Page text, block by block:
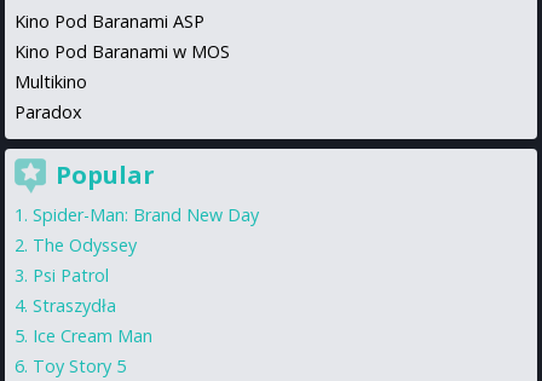
Kino Pod Baranami ASP
Kino Pod Baranami w MOS
Multikino
Paradox
Popular
Spider-Man: Brand New Day
The Odyssey
Psi Patrol
Straszydła
Ice Cream Man
Toy Story 5